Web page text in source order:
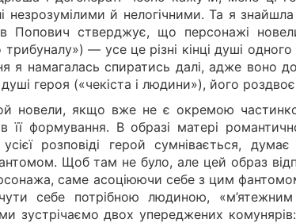
незрозумілими й нелогічними. Та я
Попович стверджує, що персонажі
— усе це різні кінці душі
я намагалась спиратись далі, адже воно
героя («чекіста і людини»), його
новели, якщо вже не є окремою
її формування. В образі матері
розповіді герой сумнівається,
Щоб там не було, але цей образ
саме асоціюючи себе з цим
себе потрібною людиною,
зустрічаємо двох упереджених комунярів: